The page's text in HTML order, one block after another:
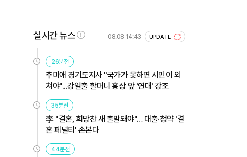
실시간 뉴스 08.08 14:43 UPDATE
26분전
추미애 경기도지사 "국가가 못하면 시민이 외
쳐야"...강일출 할머니 흉상 앞 '연대' 강조
35분전
李 "결혼, 희망찬 새 출발돼야"… 대출·청약 '결
혼 페널티' 손본다
44분전